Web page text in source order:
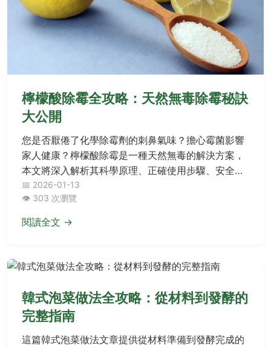
檸檬酸除霉全攻略：天然無毒除霉秘訣
大公開
您是否厭倦了化學除霉劑的刺鼻氣味？擔心霉菌影響
家人健康？檸檬酸除霉是一種天然無毒的解決方案，
本文將深入解析其科學原理、正確使用步驟、安全注
意事項，並比較漂白水等傳統方法的優缺點。無論是
浴室、廚房或牆壁發霉，都能找到實用技巧，幫助您
徹底解決家居霉菌問題，打造健康生活環境。
📅 2026-01-13
👁️ 303 次瀏覽
閱讀全文 →
韓式泡菜做法全攻略：從材料到發酵的
完整指南
這篇韓式泡菜做法文章提供從材料準備到發酵完成的